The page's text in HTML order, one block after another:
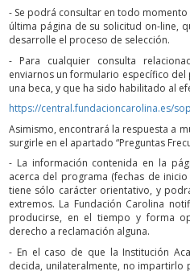
- Se podrá consultar en todo
última página de su solicitud on-line,
desarrolle el proceso de selección.
- Para cualquier consulta
enviarnos un formulario específico
una beca, y que ha sido habilitado al
https://central.fundacioncarolina.es/
Asimismo, encontrará la respuesta a
surgirle en el apartado “Preguntas
- La información contenida en la
acerca del programa (fechas de
tiene sólo carácter orientativo, y
extremos. La Fundación Carolina
producirse, en el tiempo y forma
derecho a reclamación alguna.
- En el caso de que la Institución
decida, unilateralmente, no impartirlo